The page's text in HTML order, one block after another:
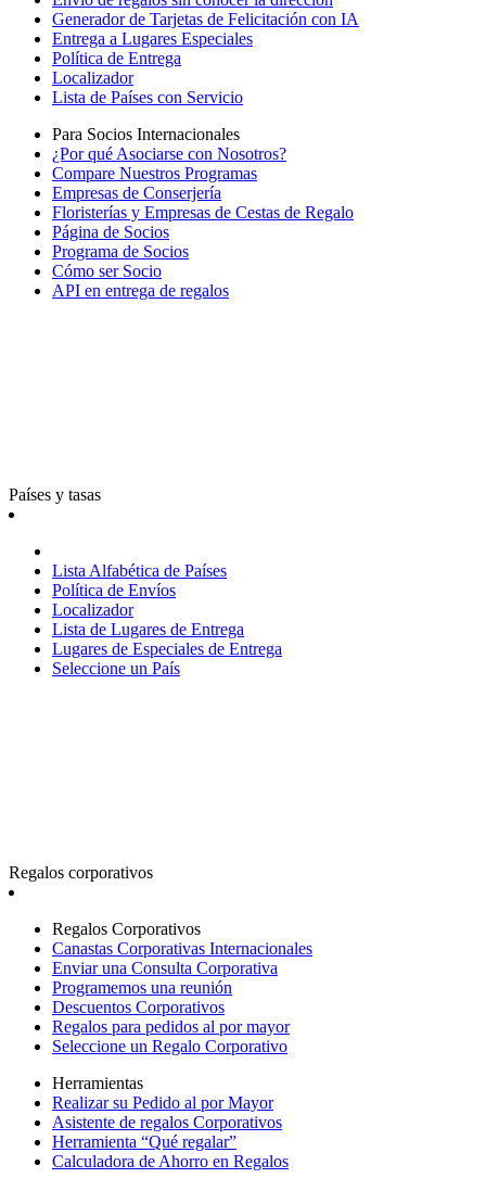
Generador de Tarjetas de Felicitación con IA
Entrega a Lugares Especiales
Política de Entrega
Localizador
Lista de Países con Servicio
Para Socios Internacionales
¿Por qué Asociarse con Nosotros?
Compare Nuestros Programas
Empresas de Conserjería
Floristerías y Empresas de Cestas de Regalo
Página de Socios
Programa de Socios
Cómo ser Socio
API en entrega de regalos
Países y tasas
Lista Alfabética de Países
Política de Envíos
Localizador
Lista de Lugares de Entrega
Lugares de Especiales de Entrega
Seleccione un País
Regalos corporativos
Regalos Corporativos
Canastas Corporativas Internacionales
Enviar una Consulta Corporativa
Programemos una reunión
Descuentos Corporativos
Regalos para pedidos al por mayor
Seleccione un Regalo Corporativo
Herramientas
Realizar su Pedido al por Mayor
Asistente de regalos Corporativos
Herramienta “Qué regalar”
Calculadora de Ahorro en Regalos